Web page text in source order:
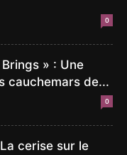
0
» : Une
cauchemars de...
0
cerise sur le